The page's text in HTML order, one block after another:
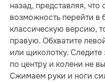
назад, представляя, что
возможность перейти в
классическую версию,
правую. Обхватите
или щиколотку. Следите
по центру и колени не
Сжимаем руки и ноги